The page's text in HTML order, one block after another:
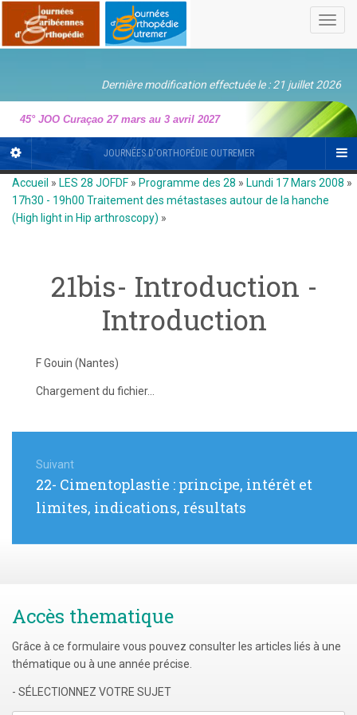
Dernière modification effectuée le : 21 juillet 2026
45° JOO Curaçao 27 mars au 3 avril 2027
JOURNÉES D'ORTHOPÉDIE OUTREMER
Accueil » LES 28 JOFDF » Programme des 28 » Lundi 17 Mars 2008 »
17h30 - 19h00 Traitement des métastases autour de la hanche
(High light in Hip arthroscopy) »
21bis- Introduction -
Introduction
F Gouin (Nantes)
Chargement du fichier...
de
l’article
Suivant
Article
:
22- Cimentoplastie : principe, intérêt et
limites, indications, résultats
Accès thematique
Grâce à ce formulaire vous pouvez consulter les articles liés à une
thématique ou à une année précise.
- SÉLECTIONNEZ VOTRE SUJET